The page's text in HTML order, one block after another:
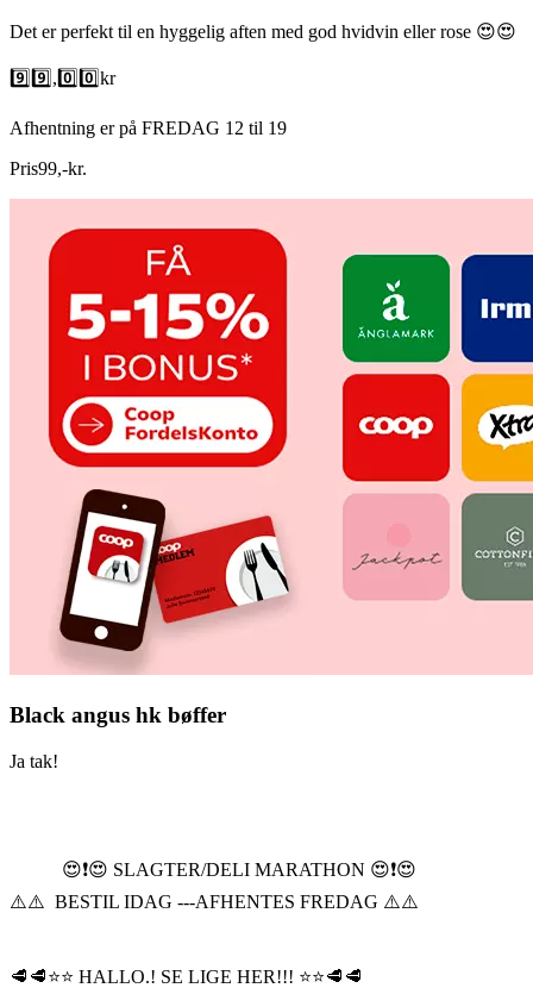
Det er perfekt til en hyggelig aften med god hvidvin eller rose 😍😍
9️⃣9️⃣,0️⃣0️⃣kr
Afhentning er på FREDAG 12 til 19
Pris99,-kr.
Black angus hk bøffer
Ja tak!
😍❗️😍 SLAGTER/DELI MARATHON 😍❗️😍
⚠️⚠️ BESTIL IDAG ---AFHENTES FREDAG ⚠️⚠️
🥩🥩⭐️⭐️ HALLO.! SE LIGE HER!!! ⭐️⭐️🥩🥩